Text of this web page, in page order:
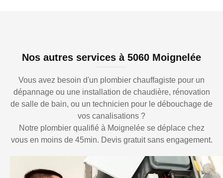
Nos autres services à 5060 Moignelée
Vous avez besoin d'un plombier chauffagiste pour un
dépannage ou une installation de chaudière, rénovation
de salle de bain, ou un technicien pour le débouchage de
vos canalisations ?
Notre plombier qualifié à Moignelée se déplace chez
vous en moins de 45min. Devis gratuit sans engagement.